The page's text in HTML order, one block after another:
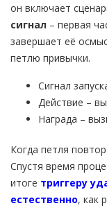
он включает
сигнал – первая
завершает её
петлю привычки.
Сигнал
Действие –
Награда –
Когда петля
Спустя время
итоге триггеру
естественно, как